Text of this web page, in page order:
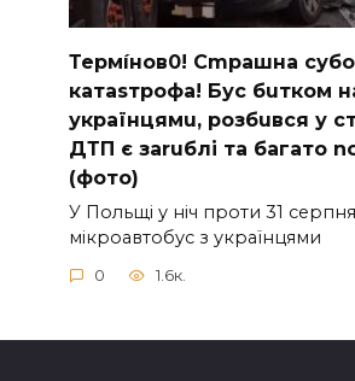
Термíнoв0! Cmрашна
катаsтрофa! Бус бuтком
українцямu, розбuвся у
ДТП є заruблі та багато
(фото)
У Польщі у ніч проти 31 серпня
мікроавтобус з українцями
0 1.6к.